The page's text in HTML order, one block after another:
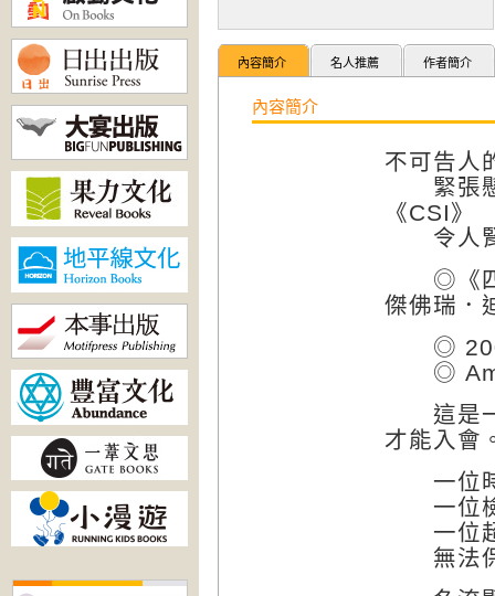
內容簡介 名人推薦 作者簡介
內容簡介
不可告人
緊張懸
《CSI》
令人腎
◎《四
傑佛瑞．
◎ 2009
◎
這是一
才能入會
一位時
一位檢
一位超
無法保